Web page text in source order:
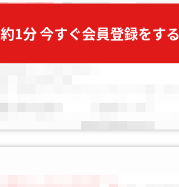
約1分 今すぐ会員登録をする